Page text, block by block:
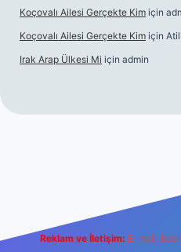
Koçovalı Ailesi Gerçekte Kim için
Koçovalı Ailesi Gerçekte Kim için
Irak Arap Ülkesi Mi için admin
Reklam ve İletişim: E-mail: